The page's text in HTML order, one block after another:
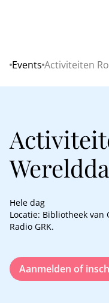
Home
Events Activiteiten
Hele dag
Locatie: Bibliotheek van
Radio GRK.
Aanmelden of